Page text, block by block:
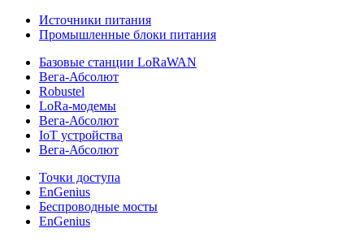
Источники питания
Промышленные блоки питания
Базовые станции LoRaWAN
Вега-Абсолют
Robustel
LoRa-модемы
Вега-Абсолют
IoT устройства
Вега-Абсолют
Точки доступа
EnGenius
Беспроводные мосты
EnGenius